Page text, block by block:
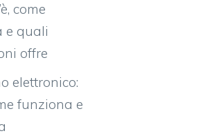
come
e quali
offre
elettronico:
funziona e